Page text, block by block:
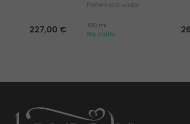
227,00 €
Parfemska voda
100 ml
Na zalihi